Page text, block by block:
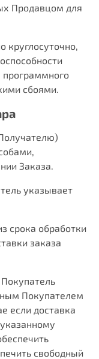
Продавцом для
программного
сбоями.
Заказа.
указывает
срока обработки
заказа
Покупателем
если доставка
свободный